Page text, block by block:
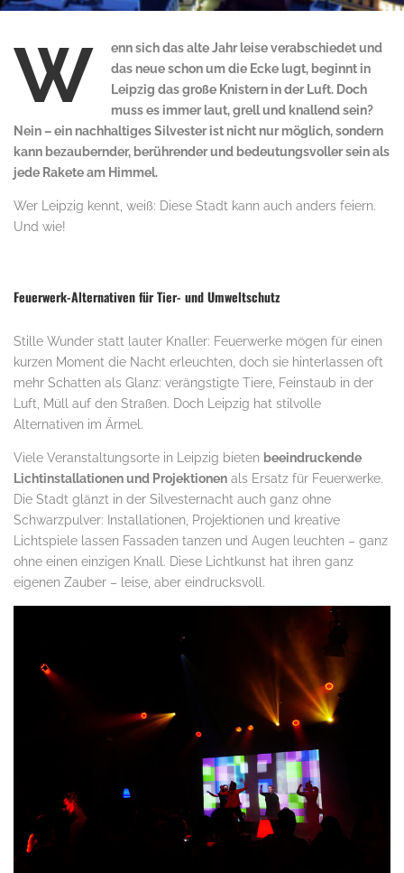
W
enn sich das alte Jahr leise verabschiedet und
das neue schon um die Ecke lugt, beginnt in
Leipzig das große Knistern in der Luft. Doch
muss es immer laut, grell und knallend sein?
Nein – ein nachhaltiges Silvester ist nicht nur möglich, sondern
kann bezaubernder, berührender und bedeutungsvoller sein als
jede Rakete am Himmel.
Wer Leipzig kennt, weiß: Diese Stadt kann auch anders feiern.
Und wie!
Feuerwerk-Alternativen für Tier- und Umweltschutz
Stille Wunder statt lauter Knaller: Feuerwerke mögen für einen
kurzen Moment die Nacht erleuchten, doch sie hinterlassen oft
mehr Schatten als Glanz: verängstigte Tiere, Feinstaub in der
Luft, Müll auf den Straßen. Doch Leipzig hat stilvolle
Alternativen im Ärmel.
Viele Veranstaltungsorte in Leipzig bieten beeindruckende
Lichtinstallationen und Projektionen als Ersatz für Feuerwerke.
Die Stadt glänzt in der Silvesternacht auch ganz ohne
Schwarzpulver: Installationen, Projektionen und kreative
Lichtspiele lassen Fassaden tanzen und Augen leuchten – ganz
ohne einen einzigen Knall. Diese Lichtkunst hat ihren ganz
eigenen Zauber – leise, aber eindrucksvoll.